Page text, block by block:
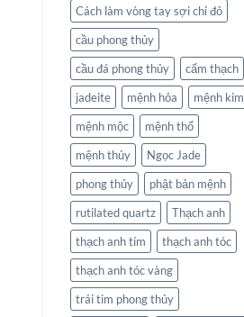
Cách làm vòng tay sợi chỉ đỏ
cầu phong thủy
cầu đá phong thủy
cẩm thạch
jadeite
mệnh hỏa
mệnh kim
mệnh mộc
mệnh thổ
mệnh thủy
Ngọc Jade
phong thủy
phật bản mệnh
rutilated quartz
Thạch anh
thạch anh tím
thạch anh tóc
thạch anh tóc vàng
trái tim phong thủy